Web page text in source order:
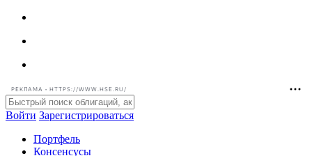
РЕКЛАМА • HTTPS://WWW.HSE.RU/